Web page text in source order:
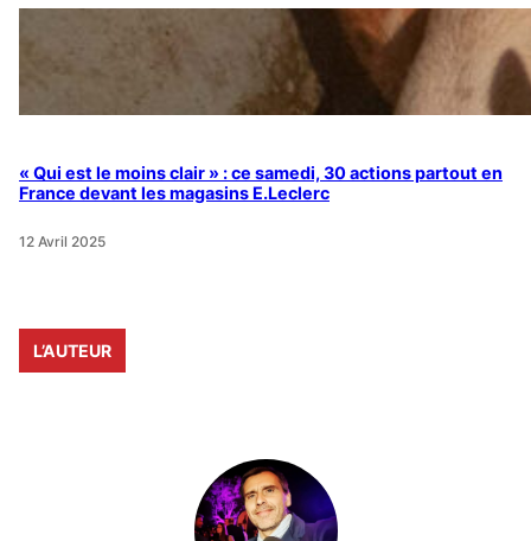
« Qui est le moins clair » : ce samedi, 30 actions partout en
France devant les magasins E.Leclerc
12 Avril 2025
L’AUTEUR